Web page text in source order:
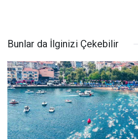
Bunlar da İlginizi Çekebilir